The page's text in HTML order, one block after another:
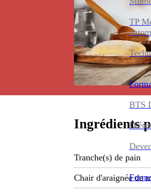
TP
BTS
Ingrédients
Tranche(s) de pain
Chair d'araignée de